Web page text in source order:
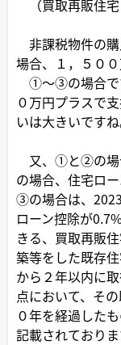
（買取再販住宅
非課税物件の
場合、１，５０
①～③の場合で
０万円プラスで
いは大きいですね
又、①と②の場
の場合、住宅ロ
③の場合は、
ローン控除が
きる、買取再販
築等をした既存
から２年以内に
点において、そ
０年を経過した
記載されており